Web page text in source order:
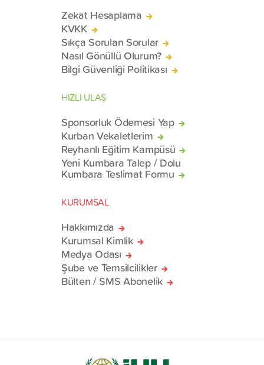
Zekat Hesaplama
KVKK
Sıkça Sorulan Sorular
Nasıl Gönüllü Olurum?
Bilgi Güvenliği Politikası
HIZLI ULAŞ
Sponsorluk Ödemesi Yap
Kurban Vekaletlerim
Reyhanlı Eğitim Kampüsü
Yeni Kumbara Talep / Dolu
Kumbara Teslimat Formu
KURUMSAL
Hakkımızda
Kurumsal Kimlik
Medya Odası
Şube ve Temsilcilikler
Bülten / SMS Abonelik